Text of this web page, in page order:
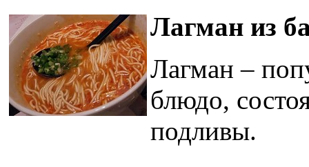
Лагман из
Лагман –
блюдо,
подливы.